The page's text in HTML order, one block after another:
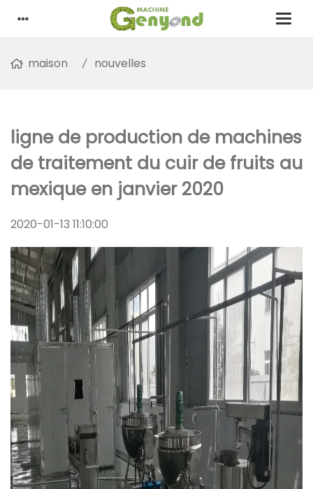
maison nouvelles
ligne de production de machines
de traitement du cuir de fruits au
mexique en janvier 2020
2020-01-13 11:10:00